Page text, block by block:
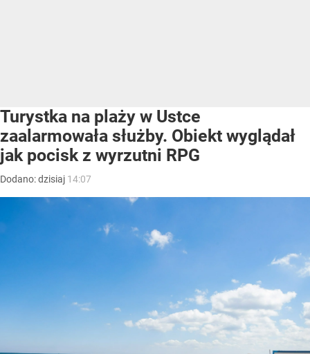
Turystka na plaży w Ustce
zaalarmowała służby. Obiekt wyglądał
jak pocisk z wyrzutni RPG
Dodano:dzisiaj 14:07